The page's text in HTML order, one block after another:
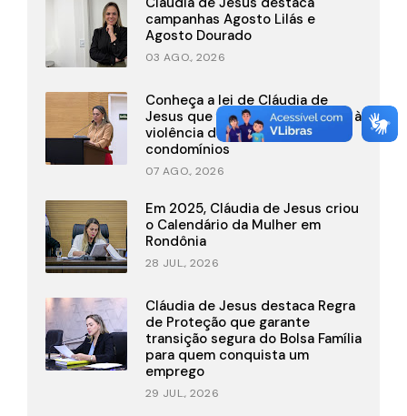
campanhas Agosto Lilás e
Agosto Dourado
03 AGO., 2026
Conheça a lei de Cláudia de
Jesus que fortalece o combate à
violência doméstica em
condomínios
07 AGO., 2026
Em 2025, Cláudia de Jesus criou
o Calendário da Mulher em
Rondônia
28 JUL., 2026
Cláudia de Jesus destaca Regra
de Proteção que garante
transição segura do Bolsa Família
para quem conquista um
emprego
29 JUL., 2026